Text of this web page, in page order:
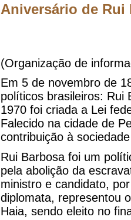
Aniversário de Rui
(Organização de
Em 5 de novembro de
políticos brasileiros: Rui
1970 foi criada a Lei
Falecido na cidade de
contribuição à
Rui Barbosa foi um
pela abolição da
ministro e candidato,
diplomata, representou
Haia, sendo eleito no